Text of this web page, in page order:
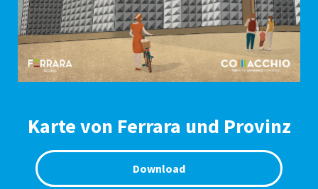
Karte von Ferrara und Provinz
Download